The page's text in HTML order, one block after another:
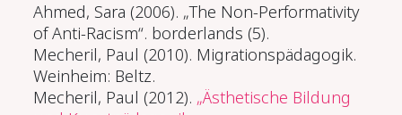
Ahmed, Sara (2006). „The Non-Performativity
of Anti-Racism“. borderlands (5).
Mecheril, Paul (2010). Migrationspädagogik.
Weinheim: Beltz.
Mecheril, Paul (2012). „Ästhetische Bildung